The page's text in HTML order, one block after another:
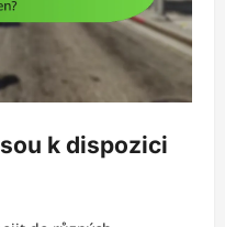
k dispozici